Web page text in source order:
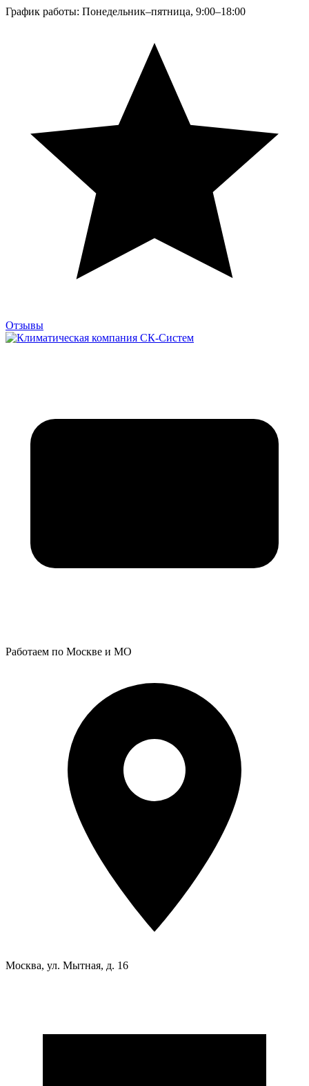
График работы: Понедельник–пятница, 9:00–18:00
Отзывы
Работаем по Москве и МО
Москва, ул. Мытная, д. 16